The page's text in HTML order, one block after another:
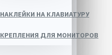
НАКЛЕЙКИ НА КЛАВИАТУРУ
КРЕПЛЕНИЯ ДЛЯ МОНИТОРОВ